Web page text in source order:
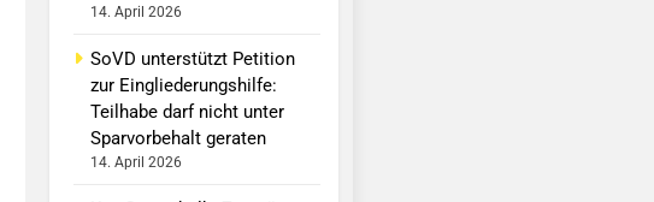
14. April 2026
SoVD unterstützt Petition
zur Eingliederungshilfe:
Teilhabe darf nicht unter
Sparvorbehalt geraten
14. April 2026